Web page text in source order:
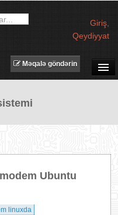
Giriş
Qeydiyyat
TECHNET TV
MƏQALƏLƏR
PROQRAMLAR
Məqalə göndərin
Ubuntu
linuxda